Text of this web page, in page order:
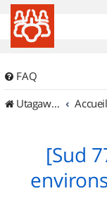
FAQ
UtagawaVTT (Randos VTT et VTTAE avec traces GPS)
[Sud